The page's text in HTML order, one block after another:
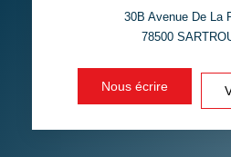
30B Avenue De La
78500
Nous écrire